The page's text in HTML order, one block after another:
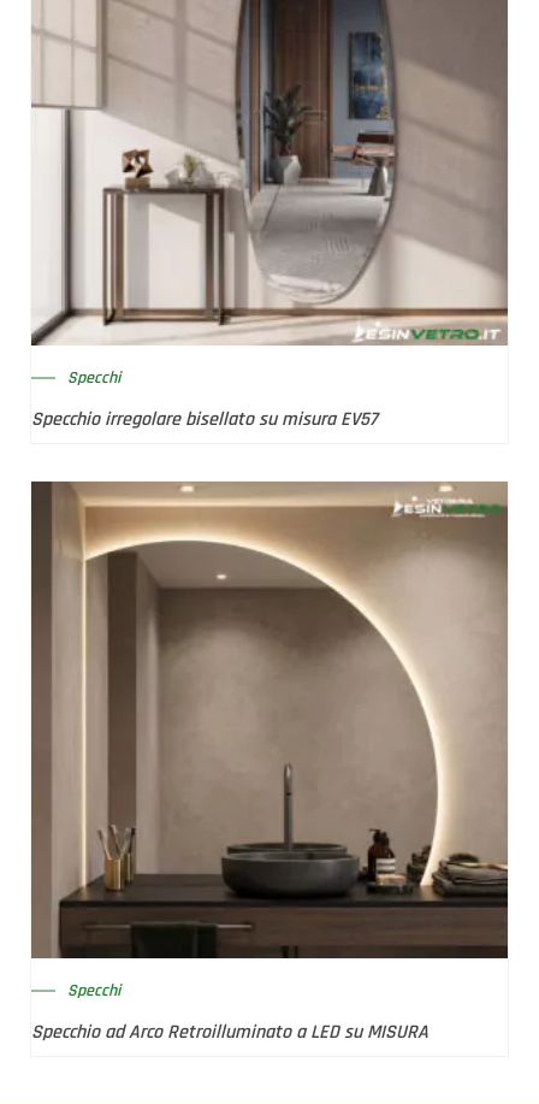
Specchi
Specchio irregolare bisellato su misura EV57
Specchi
Specchio ad Arco Retroilluminato a LED su MISURA